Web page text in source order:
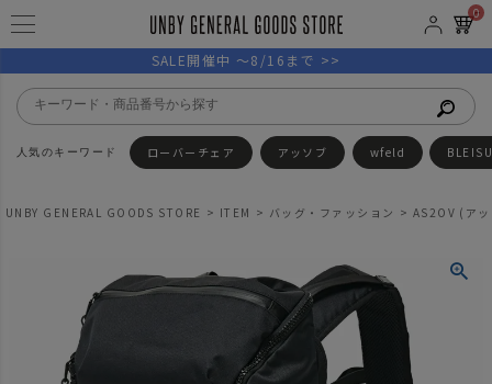
0
SALE開催中 ～8/16まで >>
ローバーチェア アッソブ wfeld
UNBY GENERAL GOODS STORE ITEM バッグ・ファッション AS2OV (ア